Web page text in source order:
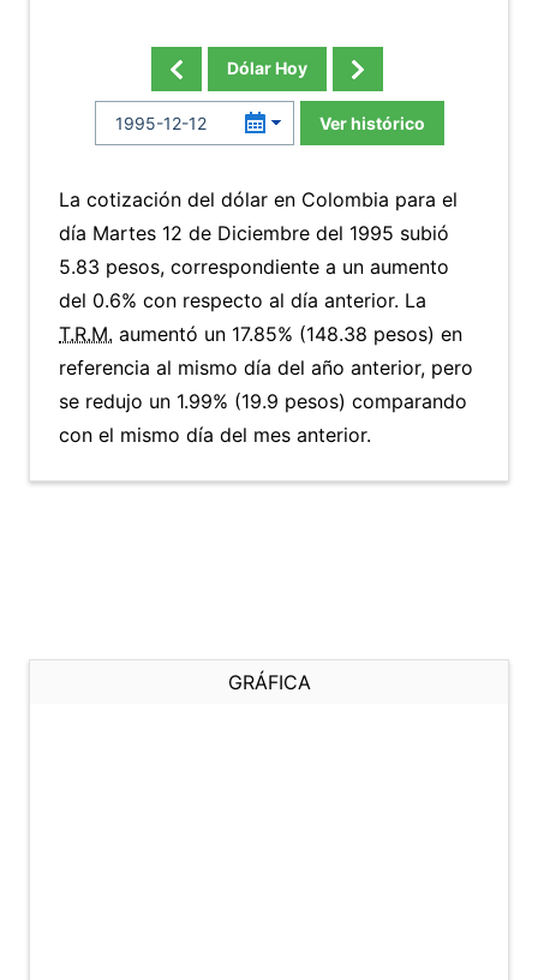
Dólar Hoy
Ver histórico
La cotización del dólar en Colombia para el
día Martes 12 de Diciembre del 1995 subió
5.83 pesos, correspondiente a un aumento
del 0.6% con respecto al día anterior. La
T.R.M. aumentó un 17.85% (148.38 pesos) en
referencia al mismo día del año anterior, pero
se redujo un 1.99% (19.9 pesos) comparando
con el mismo día del mes anterior.
GRÁFICA